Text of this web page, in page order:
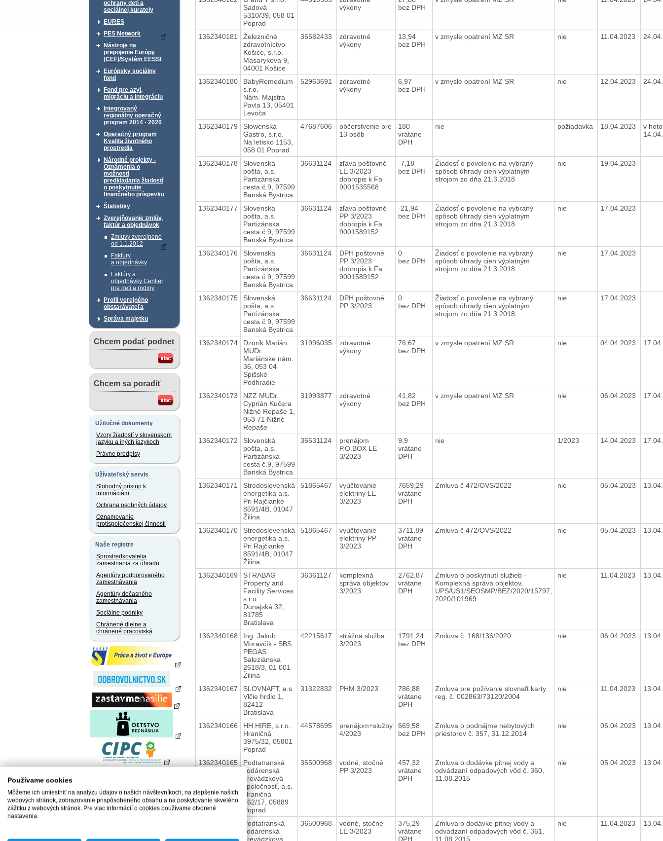
ochrany detí a
sociálnej kurately
EURES
PES Network
Nástroje na
prepojenie Európy
(CEF)/Systém EESSI
Európsky sociálny
fond
Fond pre azyl,
migráciu a integráciu
Integrovaný
regionálny operačný
program 2014 - 2020
Operačný program
Kvalita životného
prostredia
Národné projekty -
Oznámenia o
možnosti
predkladania žiadostí
o poskytnutie
finančného príspevku
Štatistiky
Zverejňovanie zmlúv,
faktúr a objednávok
Zmluvy zverejnené
od 1.1.2012
Faktúry
a objednávky
Faktúry a
objednávky Centier
pre deti a rodiny
Profil verejného
obstarávateľa
Správa majetku
Chcem podať podnet
Chcem sa poradiť
Užitočné dokumenty
Vzory žiadostí v slovenskom
jazyku a iných jazykoch
Právne predpisy
Užívateľský servis
Slobodný prístup k
informáciám
Ochrana osobných údajov
Oznamovanie
protispoločenskej činnosti
Naše registre
Sprostredkovatelia
zamestnania za úhradu
Agentúry podporovaného
zamestnávania
Agentúry dočasného
zamestnávania
Sociálne podniky
Chránené dielne a
chránené pracoviská
Sadová
5310/39, 058 01
Poprad
výkony
bez DPH
1362340181
Železničné
zdravotníctvo
Košice, s.r.o.
Masarykova 9,
04001 Košice
36582433
zdravotné
výkony
13,94
bez DPH
v zmysle opatrení MZ SR nie 11.04.2023
1362340180
BabyRemedium
s.r.o.
Nám. Majstra
Pavla 13, 05401
Levoča
52963691
zdravotné
výkony
6,97
bez DPH
v zmysle opatrení MZ SR nie 12.04.2023
1362340179
Slowenska
Gastro, s.r.o.
Na letisko 1153,
058 01 Poprad
47687606
občerstvenie pre
13 osôb
180
vrátane
DPH
nie požiadavka 18.04.2023
v
1362340178
Slovenská
pošta, a.s.
Partizánska
cesta č.9, 97599
Banská Bystrica
36631124
zľava poštovné
LE 3/2023
dobropis k Fa
9001535568
-7,18
bez DPH
Žiadosť o povolenie na vybraný
spôsob úhrady cien výplatným
strojom zo dňa 21.3.2018
nie 19.04.2023
1362340177
Slovenská
pošta, a.s.
Partizánska
cesta č.9, 97599
Banská Bystrica
36631124
zľava poštovné
PP 3/2023
dobropis k Fa
9001589152
-21,94
bez DPH
Žiadosť o povolenie na vybraný
spôsob úhrady cien výplatným
strojom zo dňa 21.3.2018
nie 17.04.2023
1362340176
Slovenská
pošta, a.s.
Partizánska
cesta č.9, 97599
Banská Bystrica
36631124
DPH poštovné
PP 3/2023
dobropis k Fa
9001589152
0
bez DPH
Žiadosť o povolenie na vybraný
spôsob úhrady cien výplatným
strojom zo dňa 21.3.2018
nie 17.04.2023
1362340175
Slovenská
pošta, a.s.
Partizánska
cesta č.9, 97599
Banská Bystrica
36631124
DPH poštovné
PP 3/2023
0
bez DPH
Žiadosť o povolenie na vybraný
spôsob úhrady cien výplatným
strojom zo dňa 21.3.2018
nie 17.04.2023
1362340174
Dzurík Marián
MUDr.
Mariánske nám.
36, 053 04
Spišské
Podhradie
31996035
zdravotné
výkony
76,67
bez DPH
v zmysle opatrení MZ SR nie 04.04.2023
1362340173
NZZ MUDr.
Cyprián Kučera
Nižné Repaše 1,
053 71 Nižné
Repaše
31993877
zdravotné
výkony
41,82
bez DPH
v zmysle opatrení MZ SR nie 06.04.2023
1362340172
Slovenská
pošta, a.s.
Partizánska
cesta č.9, 97599
Banská Bystrica
36631124
prenájom
P.O.BOX LE
3/2023
9,9
vrátane
DPH
nie 1/2023 14.04.2023
1362340171
Stredoslovenská
energetika a.s.
Pri Rajčianke
8591/4B, 01047
Žilina
51865467
vyúčtovanie
elektriny LE
3/2023
7659,29
vrátane
DPH
Zmluva č 472/OVS/2022 nie 05.04.2023
1362340170
Stredoslovenská
energetika a.s.
Pri Rajčianke
8591/4B, 01047
Žilina
51865467
vyúčtovanie
elektriny PP
3/2023
3711,89
vrátane
DPH
Zmluva č 472/OVS/2022 nie 05.04.2023
1362340169
STRABAG
Property and
Facility Services
s.r.o.
Dunajská 32,
81785
Bratislava
36361127
komplexná
správa objektov
3/2023
2762,87
vrátane
DPH
Zmluva o poskytnutí služieb -
Komplexná správa objektov,
UPS/US1/SEOSMP/BEZ/2020/15797,
2020/101969
nie 11.04.2023
1362340168
Ing. Jakub
Moravčík - SBS
PEGAS
Saleziánska
2618/3, 01 001
Žilina
42215617
strážna služba
3/2023
1791,24
bez DPH
Zmluva č. 168/136/2020 nie 06.04.2023
1362340167
SLOVNAFT, a.s.
Vlčie hrdlo 1,
82412
Bratislava
31322832 PHM 3/2023
786,88
vrátane
DPH
Zmluva pre požívanie slovnaft karty
reg. č. 002863/73120/2004
nie 11.04.2023
1362340166
HH HIRE, s.r.o.
Hraničná
3975/32, 05801
Poprad
44578695
prenájom+služby
4/2023
669,58
bez DPH
Zmluva o podnájme nebytových
priestorov č. 357, 31.12.2014
nie 06.04.2023
1362340165
Podtatranská
vodárenská
prevádzková
spoločnosť, a.s.
Hraničná
662/17, 05889
Poprad
36500968
vodné, stočné
PP 3/2023
457,32
vrátane
DPH
Zmluva o dodávke pitnej vody a
odvádzaní odpadových vôd č. 360,
11.08.2015
nie 05.04.2023
Podtatranská
vodárenská
prevádzková
36500968
vodné, stočné
LE 3/2023
375,29
vrátane
DPH
Zmluva o dodávke pitnej vody a
odvádzaní odpadových vôd č. 361,
11.08.2015
nie 11.04.2023
Používame cookies
Môžeme ich umiestniť na analýzu údajov o našich návštevníkoch, na zlepšenie našich
webových stránok, zobrazovanie prispôsobeného obsahu a na poskytovanie skvelého
zážitku z webových stránok. Pre viac informácií o cookies používame otvorené
nastavenia.